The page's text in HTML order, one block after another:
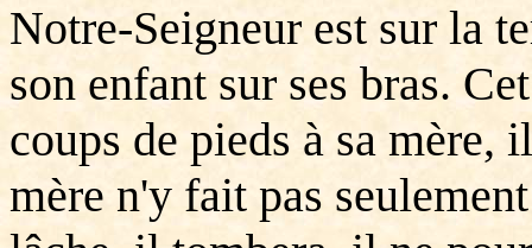
Notre-Seigneur est sur la
son enfant sur ses bras.
coups de pieds à sa
mère n'y fait pas